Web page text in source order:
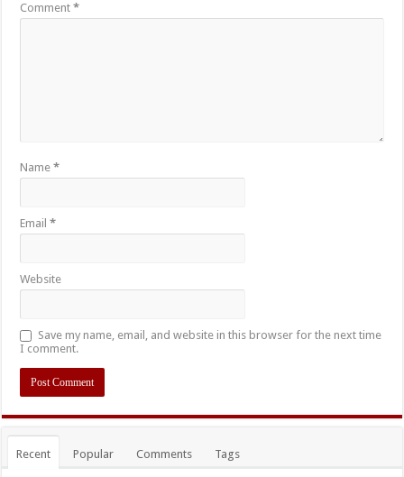
Comment*
Name*
Email*
Website
Save my name, email, and website in this browser for the next time
I comment.
Recent Popular Comments Tags